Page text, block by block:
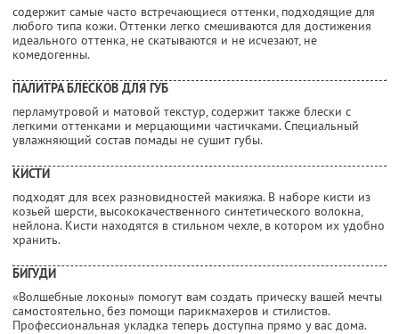
содержит самые часто встречающиеся оттенки, подходящие для
любого типа кожи. Оттенки легко смешиваются для достижения
идеального оттенка, не скатываются и не исчезают, не
комедогенны.
ПАЛИТРА БЛЕСКОВ ДЛЯ ГУБ
перламутровой и матовой текстур, содержит также блески с
легкими оттенками и мерцающими частичками. Специальный
увлажняющий состав помады не сушит губы.
КИСТИ
подходят для всех разновидностей макияжа. В наборе кисти из
козьей шерсти, высококачественного синтетического волокна,
нейлона. Кисти находятся в стильном чехле, в котором их удобно
хранить.
БИГУДИ
«Волшебные локоны» помогут вам создать прическу вашей мечты
самостоятельно, без помощи парикмахеров и стилистов.
Профессиональная укладка теперь доступна прямо у вас дома.